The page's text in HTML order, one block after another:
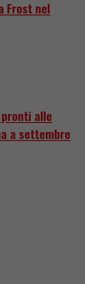
Frost nel
alle
a settembre